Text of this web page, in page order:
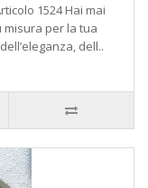
1524 Hai mai
per la tua
dell..